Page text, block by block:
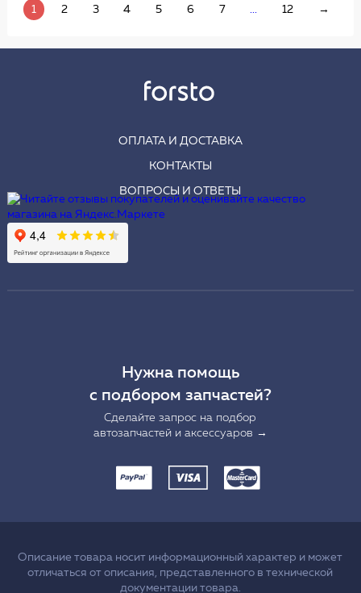
1 2 3 4 5 6 7 ... 12 →
ОПЛАТА И ДОСТАВКА
КОНТАКТЫ
ВОПРОСЫ И ОТВЕТЫ
Нужна помощь
с подбором запчастей?
Сделайте запрос на подбор
автозапчастей и аксессуаров →
Описание товара носит информационный характер и может
отличаться от описания, представленного в технической
документации товара.